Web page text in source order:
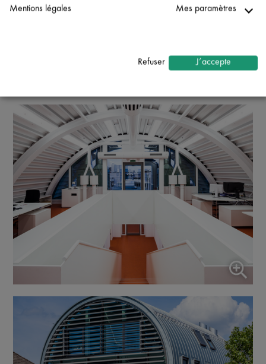
Mentions légales Mes paramètres
Marketing
↓ 10 services
Activer ou désactiver tous les services
Utilisez ce commutateur pour activer ou désactiver tous les
services.
Refuser J’accepte